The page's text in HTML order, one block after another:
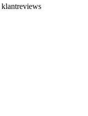
klantreviews